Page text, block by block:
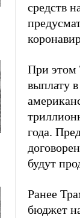
средств
При этом
выплату
года.
будут
Ранее
бюджет